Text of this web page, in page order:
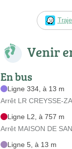
Venir
En bus
Ligne 334, à 13 m
Arrêt LR CREYSSE-
Ligne L2, à 757 m
Arrêt MAISON DE
Ligne 5, à 13 m